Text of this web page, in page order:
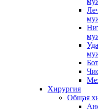
Хирургия
Общая